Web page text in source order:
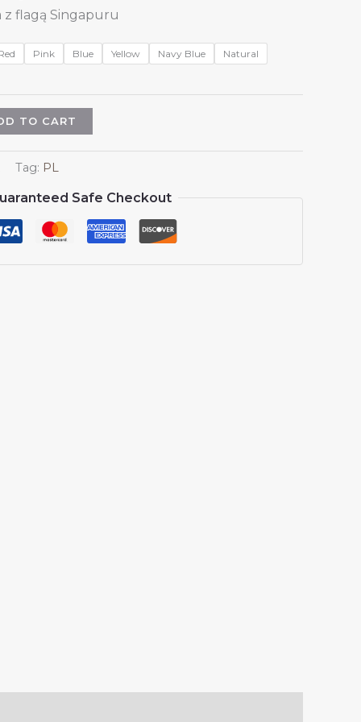
z flagą Singapuru
Pink Blue Yellow Navy Blue Natural
TO CART
Tag: PL
Safe Checkout